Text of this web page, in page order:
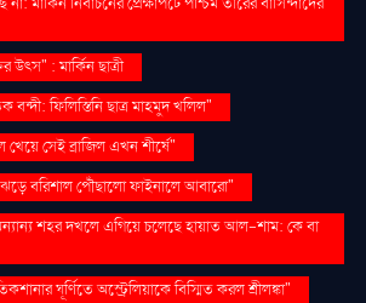
: মার্কিন ছাত্রী
বন্দী: ফিলিস্তিনি ছাত্র মাহমুদ খলিল"
সেই ব্রাজিল এখন শীর্ষে"
বরিশাল পৌঁছালো ফাইনালে আবারো"
শহর দখলে এগিয়ে চলেছে হায়াত আল-শাম: কে বা
ঘূর্ণিতে অস্ট্রেলিয়াকে বিস্মিত করল শ্রীলঙ্কা"